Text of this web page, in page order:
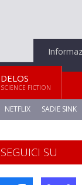
DELOS
SCIENCE FICTION
NETFLIX SADIE SINK
SEGUICI SU